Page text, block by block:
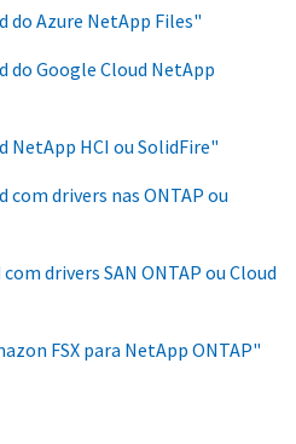
do Azure NetApp Files"
do Google Cloud NetApp
NetApp HCI ou SolidFire"
drivers nas ONTAP ou
drivers SAN ONTAP ou Cloud
FSX para NetApp ONTAP"